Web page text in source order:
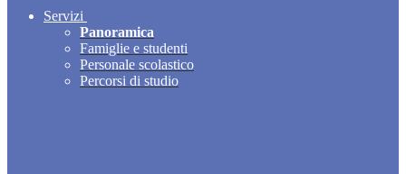
Servizi
Panoramica
Famiglie e studenti
Personale scolastico
Percorsi di studio